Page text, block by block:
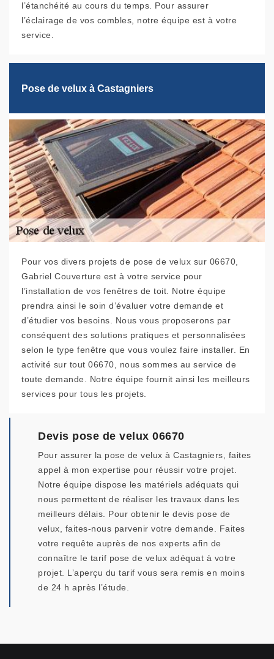
l’étanchéité au cours du temps. Pour assurer
l’éclairage de vos combles, notre équipe est à votre
service.
Pose de velux à Castagniers
Pour vos divers projets de pose de velux sur 06670,
Gabriel Couverture est à votre service pour
l’installation de vos fenêtres de toit. Notre équipe
prendra ainsi le soin d’évaluer votre demande et
d’étudier vos besoins. Nous vous proposerons par
conséquent des solutions pratiques et personnalisées
selon le type fenêtre que vous voulez faire installer. En
activité sur tout 06670, nous sommes au service de
toute demande. Notre équipe fournit ainsi les meilleurs
services pour tous les projets.
Devis pose de velux 06670
Pour assurer la pose de velux à Castagniers, faites
appel à mon expertise pour réussir votre projet.
Notre équipe dispose les matériels adéquats qui
nous permettent de réaliser les travaux dans les
meilleurs délais. Pour obtenir le devis pose de
velux, faites-nous parvenir votre demande. Faites
votre requête auprès de nos experts afin de
connaître le tarif pose de velux adéquat à votre
projet. L’aperçu du tarif vous sera remis en moins
de 24 h après l’étude.